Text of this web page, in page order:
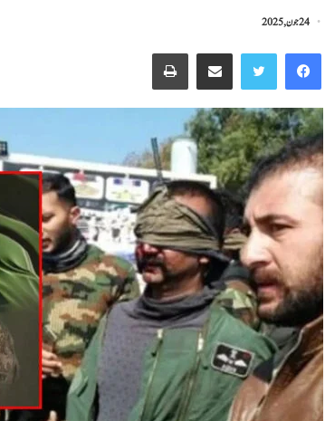
24 جون, 2025